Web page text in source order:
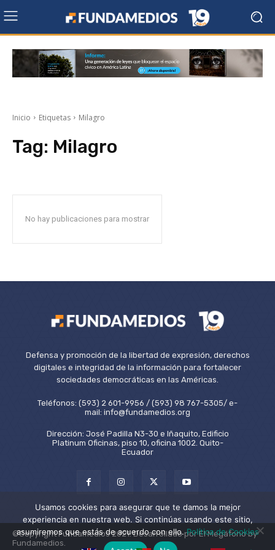
Inicio Etiquetas Milagro
Tag: Milagro
No hay publicaciones para mostrar
Defensa y promoción de la libertad de expresión, derechos
digitales e integridad de la información para fortalecer
sociedades democráticas en las Américas.
Teléfonos: (593) 2 601-9956 / (593) 98 767-5305/ e-
mail: info@fundamedios.org
Dirección: José Padilla N3-30 e Iñaquito, Edificio
Platinum Oficinas, piso 10, oficina 1002. Quito-
Ecuador
©Copyright Fundamedios 2021. Desarrollado por El Megáfono by
Fundamedios.
Usamos cookies para asegurar que te damos la mejor
experiencia en nuestra web. Si continúas usando este sitio,
asumiremos que estás de acuerdo con ello.Política de Cookies